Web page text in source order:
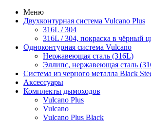
Меню
Двухконтурная система Vulcano Plus
316L / 304
316L / 304, покраска в чёрный
Одноконтурная система Vulcano
Нержавеющая сталь (316L)
Эллипс, нержавеющая сталь
Система из черного металла Black
Аксессуары
Комплекты дымоходов
Vulcano Plus
Vulcano
Vulcano Plus Black